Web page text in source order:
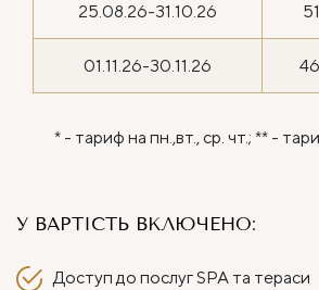
25.08.26-31.10.26
01.11.26-30.11.26
* - тариф на пн.,вт., ср. чт.; ** -
У ВАРТІСТЬ ВКЛЮЧЕНО:
Доступ до послуг SPA та тераси